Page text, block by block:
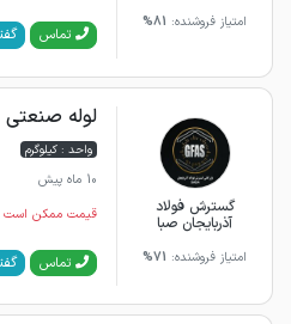
امتیاز فروشنده: 81%
تماس
گسترش فولاد
آذربایجان صبا
امتیاز فروشنده: 71%
لوله صنعتی سایز 1/1.4
واحد : کیلوگرم
10 ماه پیش
قیمت ممکن است
تماس